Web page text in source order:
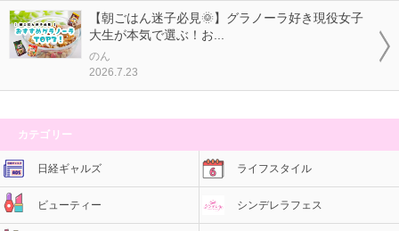
【朝ごはん迷子必見🌞】グラノーラ好き現役女子
大生が本気で選ぶ！お...
のん
2026.7.23
カテゴリー
日経ギャルズ ライフスタイル
ビューティー シンデレラフェス